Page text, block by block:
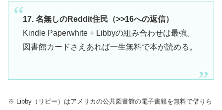
17. 名無しのReddit住民（>>16への返信）
Kindle Paperwhite + Libbyの組み合わせは最強。
図書館カードさえあれば一生無料で本が読める。
※ Libby（リビー）はアメリカの公共図書館の電子書籍を無料で借りら